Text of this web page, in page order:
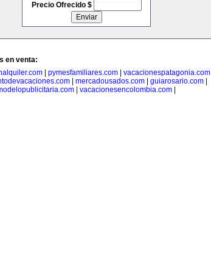
Precio Ofrecido $
en venta:
| pymesfamiliares.com| vacacionespatagonia.com|
| mercadousados.com| guiarosario.com|
vacacionesencolombia.com